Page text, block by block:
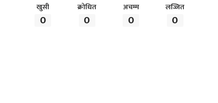
खुसी
0
क्रोधित
0
अचम्म
0
लज्जित
0